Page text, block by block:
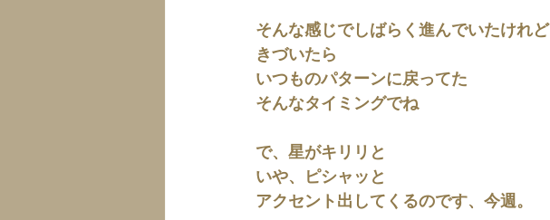
そんな感じでしばらく進んでいたけれど
きづいたら
いつものパターンに戻ってた
そんなタイミングでね
で、星がキリリと
いや、ピシャッと
アクセント出してくるのです、今週。